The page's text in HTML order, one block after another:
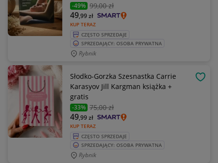
-49% 99,00 zł
KUP TERAZ
49,99zł
CZĘSTO SPRZEDAJE
SPRZEDAJĄCY: OSOBA PRYWATNA
Rybnik
Słodko-Gorzka Szesnastka Carrie
Karasyov Jill Kargman książka +
gratis
-33% 75,00 zł
KUP TERAZ
49,99zł
CZĘSTO SPRZEDAJE
SPRZEDAJĄCY: OSOBA PRYWATNA
Rybnik